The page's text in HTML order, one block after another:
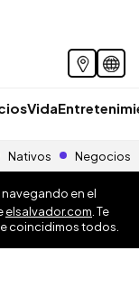
Vida
Nativos Negocios
navegando en el
elsalvador.com . Te
coincidimos todos.